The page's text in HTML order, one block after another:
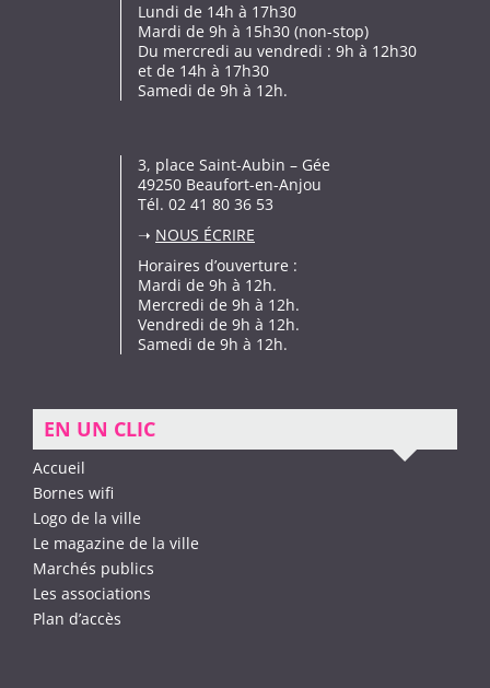
Lundi de 14h à 17h30
Mardi de 9h à 15h30 (non-stop)
Du mercredi au vendredi : 9h à 12h30
et de 14h à 17h30
Samedi de 9h à 12h.
3, place Saint-Aubin – Gée
49250 Beaufort-en-Anjou
Tél. 02 41 80 36 53
➝ NOUS ÉCRIRE
Horaires d’ouverture :
Mardi de 9h à 12h.
Mercredi de 9h à 12h.
Vendredi de 9h à 12h.
Samedi de 9h à 12h.
EN UN CLIC
Accueil
Bornes wifi
Logo de la ville
Le magazine de la ville
Marchés publics
Les associations
Plan d’accès